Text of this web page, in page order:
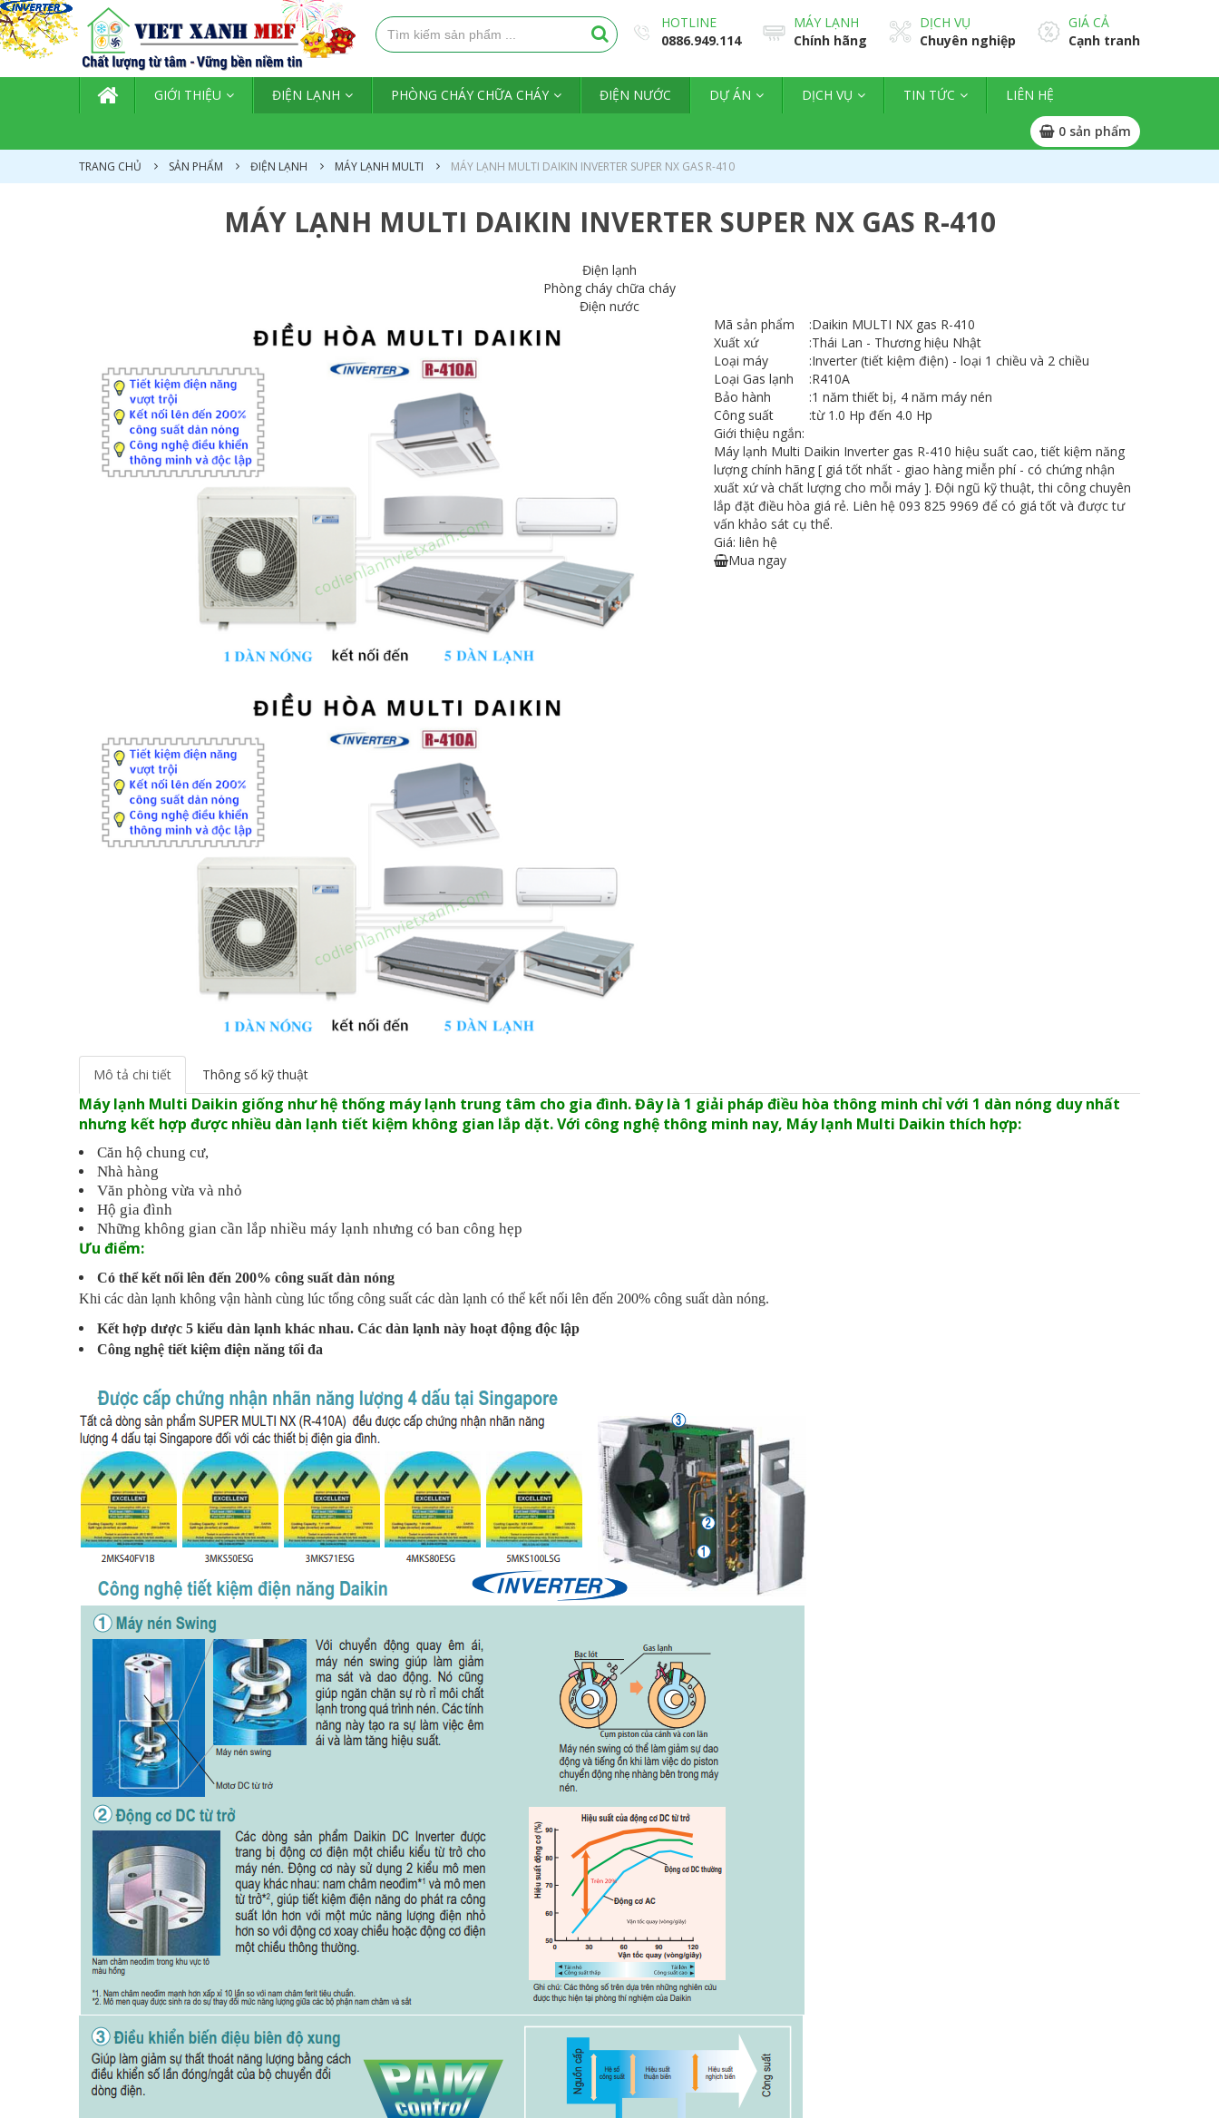
HOTLINE
0886.949.114
MÁY LẠNH
Chính hãng
DỊCH VỤ
Chuyên nghiệp
GIÁ CẢ
Cạnh tranh
TRANG CHỦ
GIỚI THIỆU ĐIỆN LẠNH PHÒNG CHÁY CHỮA CHÁY ĐIỆN NƯỚC DỰ ÁN DỊCH VỤ TIN TỨC LIÊN HỆ
0 sản phẩm
TRANG CHỦ SẢN PHẨM ĐIỆN LẠNH MÁY LẠNH MULTI MÁY LẠNH MULTI DAIKIN INVERTER SUPER NX GAS R-410
MÁY LẠNH MULTI DAIKIN INVERTER SUPER NX GAS R-410
Điện lạnh
Phòng cháy chữa cháy
Điện nước
Mã sản phẩm
:Daikin MULTI NX gas R-410
Xuất xứ
:Thái Lan - Thương hiệu Nhật
Loại máy
:Inverter (tiết kiệm điện) - loại 1 chiều và 2 chiều
Loại Gas lạnh
:R410A
Bảo hành
:1 năm thiết bị, 4 năm máy nén
Công suất
:từ 1.0 Hp đến 4.0 Hp
Giới thiệu ngắn:
Máy lạnh Multi Daikin Inverter gas R-410 hiệu suất cao, tiết kiệm năng
lượng chính hãng [ giá tốt nhất - giao hàng miễn phí - có chứng nhận
xuất xứ và chất lượng cho mỗi máy ]. Đội ngũ kỹ thuật, thi công chuyên
lắp đặt điều hòa giá rẻ. Liên hệ 093 825 9969 để có giá tốt và được tư
vấn khảo sát cụ thể.
Giá: liên hệ
Mua ngay
Mô tả chi tiết Thông số kỹ thuật
Máy lạnh Multi Daikin giống như hệ thống máy lạnh trung tâm cho gia đình. Đây là 1 giải pháp điều hòa thông minh chỉ với 1 dàn nóng duy nhất
nhưng kết hợp được nhiều dàn lạnh tiết kiệm không gian lắp dặt. Với công nghệ thông minh nay, Máy lạnh Multi Daikin thích hợp:
Căn hộ chung cư,
Nhà hàng
Văn phòng vừa và nhỏ
Hộ gia đình
Những không gian cần lắp nhiều máy lạnh nhưng có ban công hẹp
Ưu điểm:
Có thể kết nối lên đến 200% công suất dàn nóng
Khi các dàn lạnh không vận hành cùng lúc tổng công suất các dàn lạnh có thể kết nối lên đến 200% công suất dàn nóng.
Kết hợp dược 5 kiểu dàn lạnh khác nhau. Các dàn lạnh này hoạt động độc lập
Công nghệ tiết kiệm điện năng tối đa